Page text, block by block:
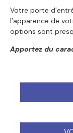
Votre porte
l’apparence de
options sont
Apportez du